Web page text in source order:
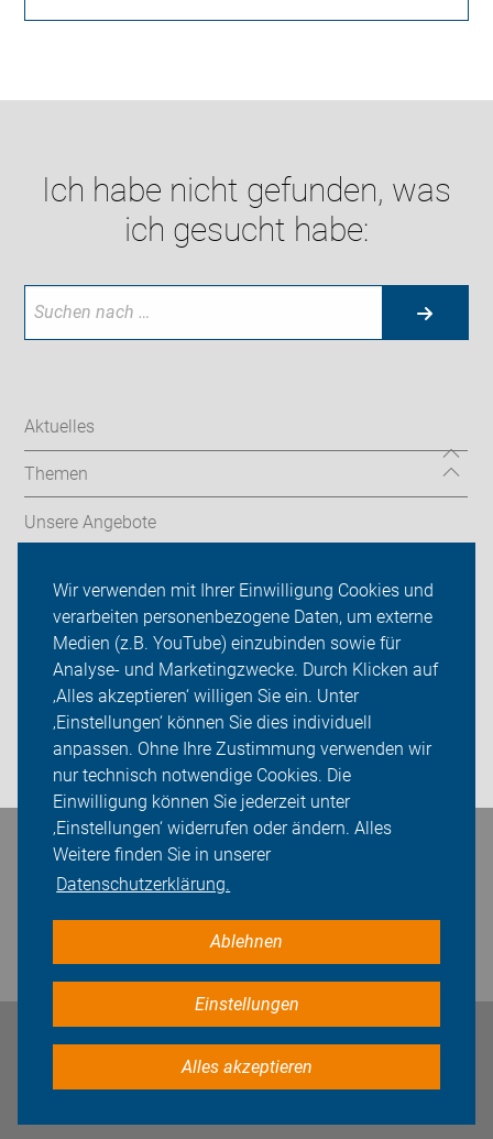
Wir verwenden mit Ihrer Einwilligung Cookies und
verarbeiten personenbezogene Daten, um externe
Medien (z.B. YouTube) einzubinden sowie für
Analyse- und Marketingzwecke. Durch Klicken auf
‚Alles akzeptieren‘ willigen Sie ein. Unter
‚Einstellungen‘ können Sie dies individuell
anpassen. Ohne Ihre Zustimmung verwenden wir
nur technisch notwendige Cookies. Die
Einwilligung können Sie jederzeit unter
‚Einstellungen‘ widerrufen oder ändern. Alles
Weitere finden Sie in unserer
Datenschutzerklärung.
Ablehnen
Einstellungen
Alles akzeptieren
Ich habe nicht gefunden, was
ich gesucht habe:
Aktuelles
Themen
Unsere Angebote
Termine & Touren
Sei dabei
Presse
Login
Bleiben Sie in Kontakt